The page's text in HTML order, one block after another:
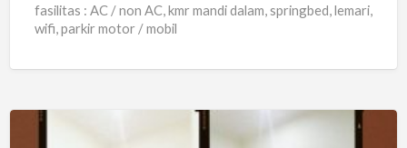
fasilitas : AC / non AC, kmr mandi dalam, springbed, lemari,
wifi, parkir motor / mobil